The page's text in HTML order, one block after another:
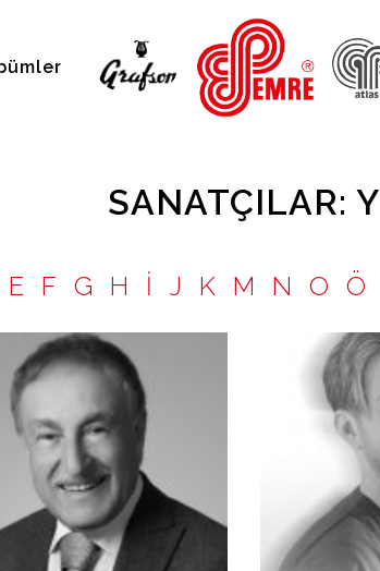
SANATÇILAR: Y
E F G H İ J K M N O Ö